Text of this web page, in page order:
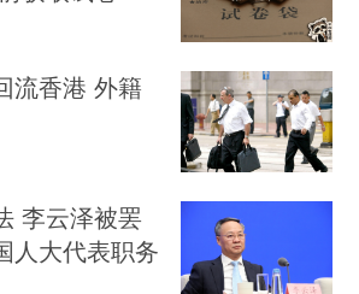
流香港 外籍
李云泽被罢
人大代表职务